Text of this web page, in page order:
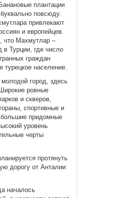
плантации
повсюду.
привлекают
и европейцев.
что Махмутлар –
в Турции, где число
граждан
турецкое население.
город, здесь
ровные
и скверов,
спортивные и
придомные
уровень
черты
протянуть
дорогу от Анталии
началось